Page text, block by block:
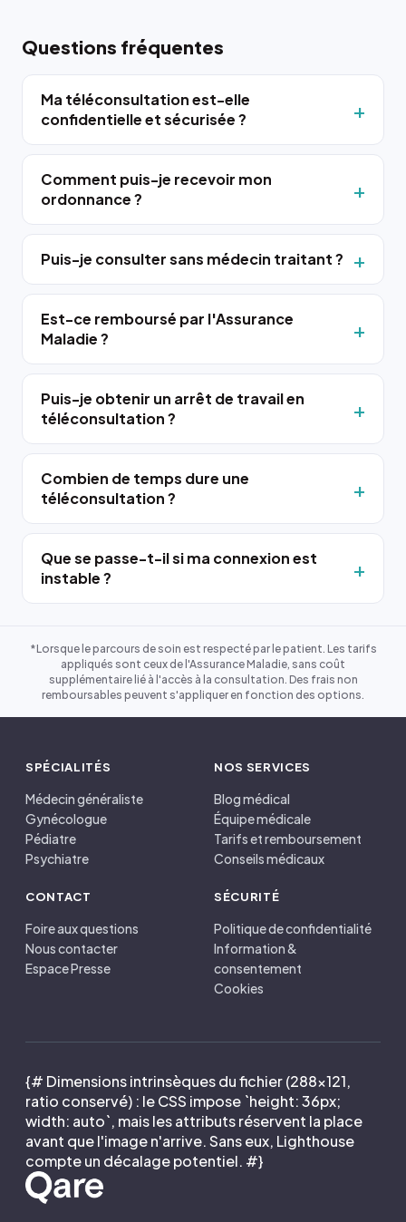
Questions fréquentes
Ma téléconsultation est-elle
confidentielle et sécurisée ?
Comment puis-je recevoir mon
ordonnance ?
Puis-je consulter sans médecin traitant ?
Est-ce remboursé par l'Assurance
Maladie ?
Puis-je obtenir un arrêt de travail en
téléconsultation ?
Combien de temps dure une
téléconsultation ?
Que se passe-t-il si ma connexion est
instable ?
*Lorsque le parcours de soin est respecté par le patient. Les tarifs
appliqués sont ceux de l'Assurance Maladie, sans coût
supplémentaire lié à l'accès à la consultation. Des frais non
remboursables peuvent s'appliquer en fonction des options.
SPÉCIALITÉS
Médecin généraliste
Gynécologue
Pédiatre
Psychiatre
NOS SERVICES
Blog médical
Équipe médicale
Tarifs et remboursement
Conseils médicaux
CONTACT
Foire aux questions
Nous contacter
Espace Presse
SÉCURITÉ
Politique de confidentialité
Information &
consentement
Cookies
{# Dimensions intrinsèques du fichier (288×121,
ratio conservé) : le CSS impose `height: 36px;
width: auto`, mais les attributs réservent la place
avant que l'image n'arrive. Sans eux, Lighthouse
compte un décalage potentiel. #}